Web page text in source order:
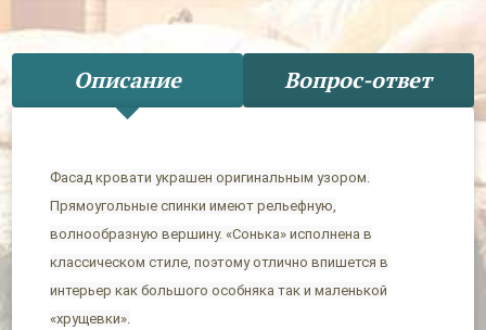
Описание Вопрос-ответ
Фасад кровати украшен оригинальным узором.
Прямоугольные спинки имеют рельефную,
волнообразную вершину. «Сонька» исполнена в
классическом стиле, поэтому отлично впишется в
интерьер как большого особняка так и маленькой
«хрущевки».